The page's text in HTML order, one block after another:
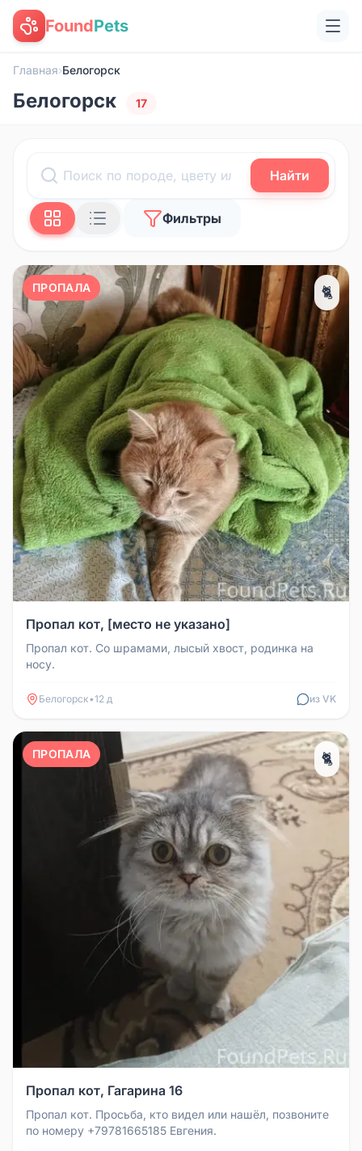
FoundPets
Главная›Белогорск
Белогорск 17
Найти
Фильтры
ПРОПАЛА 🐈
Пропал кот, [место не указано]
Пропал кот. Со шрамами, лысый хвост, родинка на
носу.
Белогорск•12 д из VK
ПРОПАЛА 🐈
Пропал кот, Гагарина 16
Пропал кот. Просьба, кто видел или нашёл, позвоните
по номеру +79781665185 Евгения.